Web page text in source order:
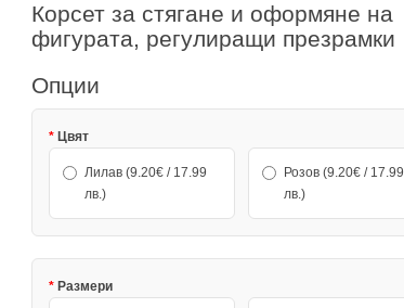
Корсет за стягане и оформяне на
фигурата, регулиращи презрамки
Опции
Цвят
Лилав (9.20€ / 17.99
лв.)
Розов (9.20€ / 17.99
лв.)
Размери